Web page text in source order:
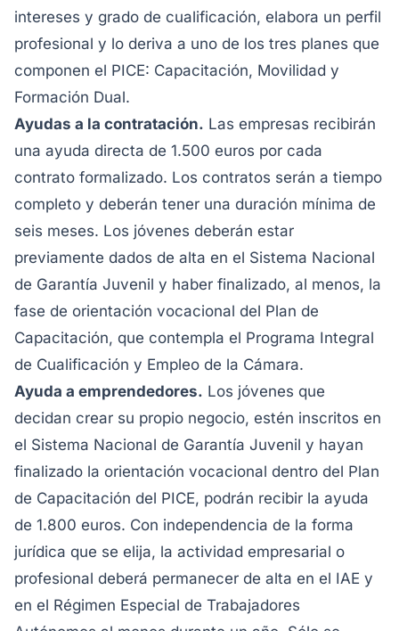
intereses y grado de cualificación, elabora un perfil
profesional y lo deriva a uno de los tres planes que
componen el PICE: Capacitación, Movilidad y
Formación Dual.
Ayudas a la contratación. Las empresas recibirán
una ayuda directa de 1.500 euros por cada
contrato formalizado. Los contratos serán a tiempo
completo y deberán tener una duración mínima de
seis meses. Los jóvenes deberán estar
previamente dados de alta en el Sistema Nacional
de Garantía Juvenil y haber finalizado, al menos, la
fase de orientación vocacional del Plan de
Capacitación, que contempla el Programa Integral
de Cualificación y Empleo de la Cámara.
Ayuda a emprendedores. Los jóvenes que
decidan crear su propio negocio, estén inscritos en
el Sistema Nacional de Garantía Juvenil y hayan
finalizado la orientación vocacional dentro del Plan
de Capacitación del PICE, podrán recibir la ayuda
de 1.800 euros. Con independencia de la forma
jurídica que se elija, la actividad empresarial o
profesional deberá permanecer de alta en el IAE y
en el Régimen Especial de Trabajadores